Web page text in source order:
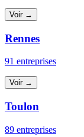
Voir →
Rennes
91 entreprises
Voir →
Toulon
89 entreprises